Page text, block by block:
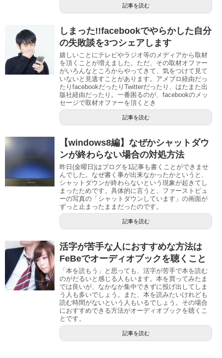
記事を読む
しまった!!facebookでやらかした自分
の失敗談を3つシェアします
嬉しいことにテレビやラジオ等のメディアから取材
を頂くことが増えました。ただ、その取材オファー
がいろんなところからやってきて、気をつけて見て
いないと見逃すことがあります。アメブロ経由だっ
たりfacebookだったりTwitterだったり、はたまた出
版社経由だったり。一番困るのが、facebookのメッ
セージで取材オファーを頂くとき
記事を読む
【windows8編】なぜかシャットダウ
ンが終わらない場合の対処方法
昨日(金曜日)はブログを1記事も書くことができませ
んでした。なぜ書く事が出来なかったかというと、
シャットダウンが終わらないという現象が起きてし
まったためです。具体的に言うと、ファーストビュ
ーの写真の「シャットダウンしています」の画面が
ずっと止まったままだったのです。
記事を読む
活字が苦手な人におすすめな方法は
FeBeでオーディオブックを聴くこと
「本を読もう」と思っても、活字が苦手で本を読む
のがだるいと感じる人もいます。本を買ってみたま
では良いが、なかなか集中できずに投げ出してしま
う人も多いでしょう。また、本を読みたいけれども
読む時間がないという人もいるでしょう。その場合
におすすめできる方法がオーディオブックを聴くこ
とです。
記事を読む